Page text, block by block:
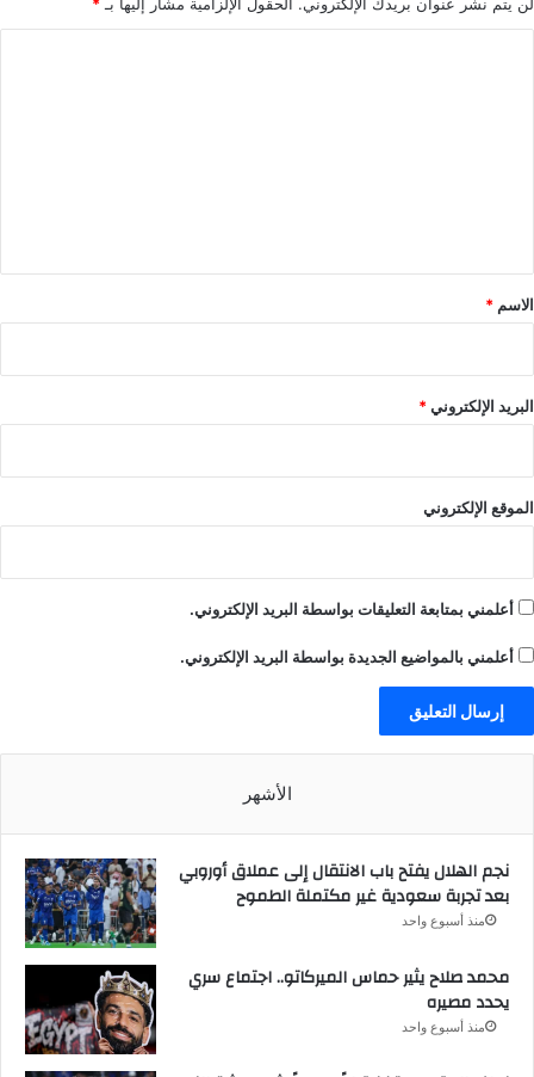
*
الاسم *
البريد الإلكتروني*
الموقع الإلكتروني
أعلمني بمتابعة التعليقات بواسطة البريد الإلكتروني.
أعلمني بالمواضيع الجديدة بواسطة البريد الإلكتروني.
الأشهر
نجم الهلال يفتح باب الانتقال إلى عملاق أوروبي
بعد تجربة سعودية غير مكتملة الطموح
منذ أسبوع واحد
محمد صلاح يثير حماس الميركاتو.. اجتماع سري
يحدد مصيره
منذ أسبوع واحد